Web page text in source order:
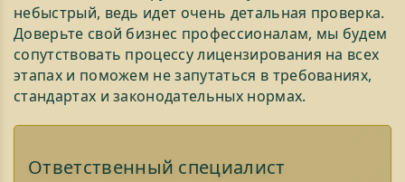
небыстрый, ведь идет очень детальная проверка.
Доверьте свой бизнес профессионалам, мы будем
сопутствовать процессу лицензирования на всех
этапах и поможем не запутаться в требованиях,
стандартах и законодательных нормах.
Ответственный специалист